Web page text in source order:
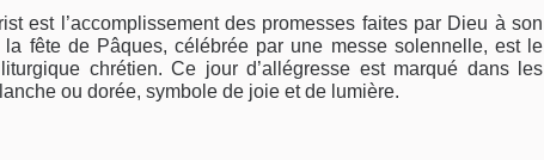
est l’accomplissement des promesses faites par Dieu à son
la fête de Pâques, célébrée par une messe solennelle, est le
chrétien. Ce jour d’allégresse est marqué dans les
ou dorée, symbole de joie et de lumière.